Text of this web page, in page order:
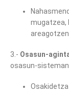
mugatzea,
3.- Osasun-
osasun-sisteman